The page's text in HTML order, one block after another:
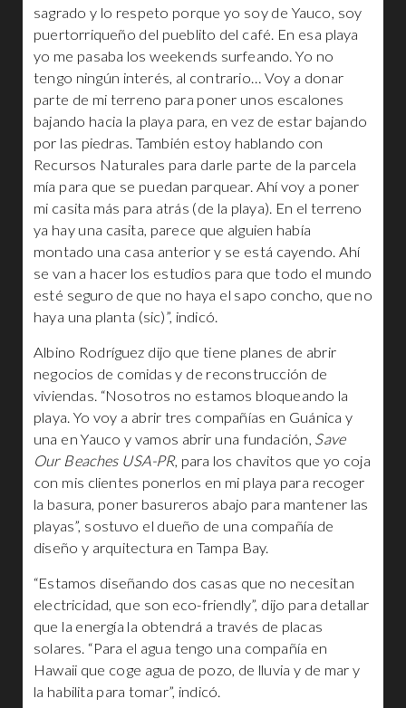
sagrado y lo respeto porque yo soy de Yauco, soy
puertorriqueño del pueblito del café. En esa playa
yo me pasaba los weekends surfeando. Yo no
tengo ningún interés, al contrario… Voy a donar
parte de mi terreno para poner unos escalones
bajando hacia la playa para, en vez de estar bajando
por las piedras. También estoy hablando con
Recursos Naturales para darle parte de la parcela
mía para que se puedan parquear. Ahí voy a poner
mi casita más para atrás (de la playa). En el terreno
ya hay una casita, parece que alguien había
montado una casa anterior y se está cayendo. Ahí
se van a hacer los estudios para que todo el mundo
esté seguro de que no haya el sapo concho, que no
haya una planta (sic)”, indicó.
Albino Rodríguez dijo que tiene planes de abrir
negocios de comidas y de reconstrucción de
viviendas. “Nosotros no estamos bloqueando la
playa. Yo voy a abrir tres compañías en Guánica y
una en Yauco y vamos abrir una fundación, Save
Our Beaches USA-PR, para los chavitos que yo coja
con mis clientes ponerlos en mi playa para recoger
la basura, poner basureros abajo para mantener las
playas”, sostuvo el dueño de una compañía de
diseño y arquitectura en Tampa Bay.
“Estamos diseñando dos casas que no necesitan
electricidad, que son eco-friendly”, dijo para detallar
que la energía la obtendrá a través de placas
solares. “Para el agua tengo una compañía en
Hawaii que coge agua de pozo, de lluvia y de mar y
la habilita para tomar”, indicó.